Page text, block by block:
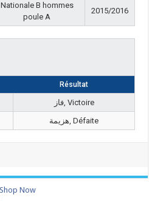
Nationale B hommes
poule A
2015/2016
Résultat
فاز, Victoire
هزيمة, Défaite